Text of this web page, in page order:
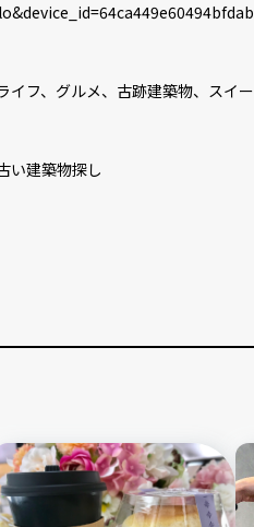
イフ、グルメ、古跡建築物、スイ
い建築物探し